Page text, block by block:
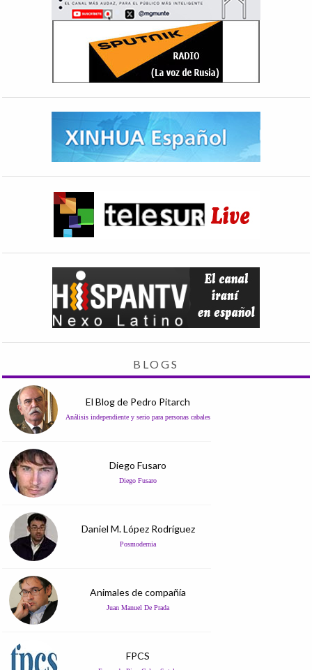
BLOGS
El Blog de Pedro Pitarch
Análisis independiente y serio para personas cabales
Diego Fusaro
Diego Fusaro
Daniel M. López Rodríguez
Posmodernia
Animales de compañía
Juan Manuel De Prada
FPCS